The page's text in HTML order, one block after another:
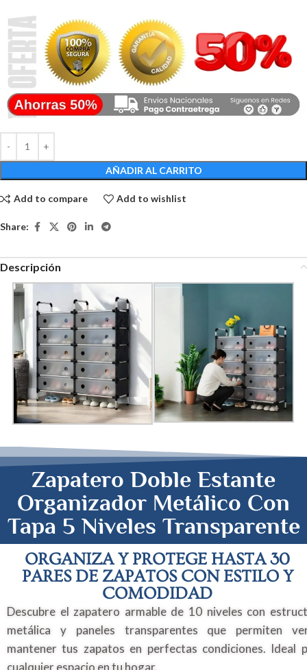
AÑADIR AL CARRITO
Add to compare Add to wishlist
Share:
Descripción
Zapatero Doble Estante
Organizador Metálico Con
Tapa 5 Niveles Transparente
ORGANIZA Y PROTEGE HASTA 30
PARES DE ZAPATOS CON ESTILO Y
COMODIDAD
Descubre el zapatero armable de 10 niveles con
metálica y paneles transparentes que permiten
mantener tus zapatos en perfectas condiciones. Ideal